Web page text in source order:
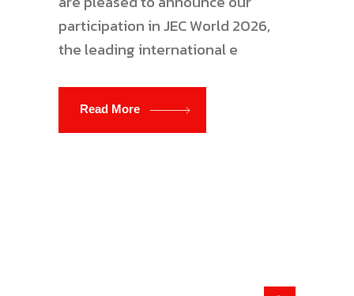
participation in JEC World 2026,
the leading international e
Read More